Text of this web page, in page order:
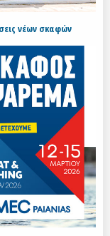
νέων σκαφών